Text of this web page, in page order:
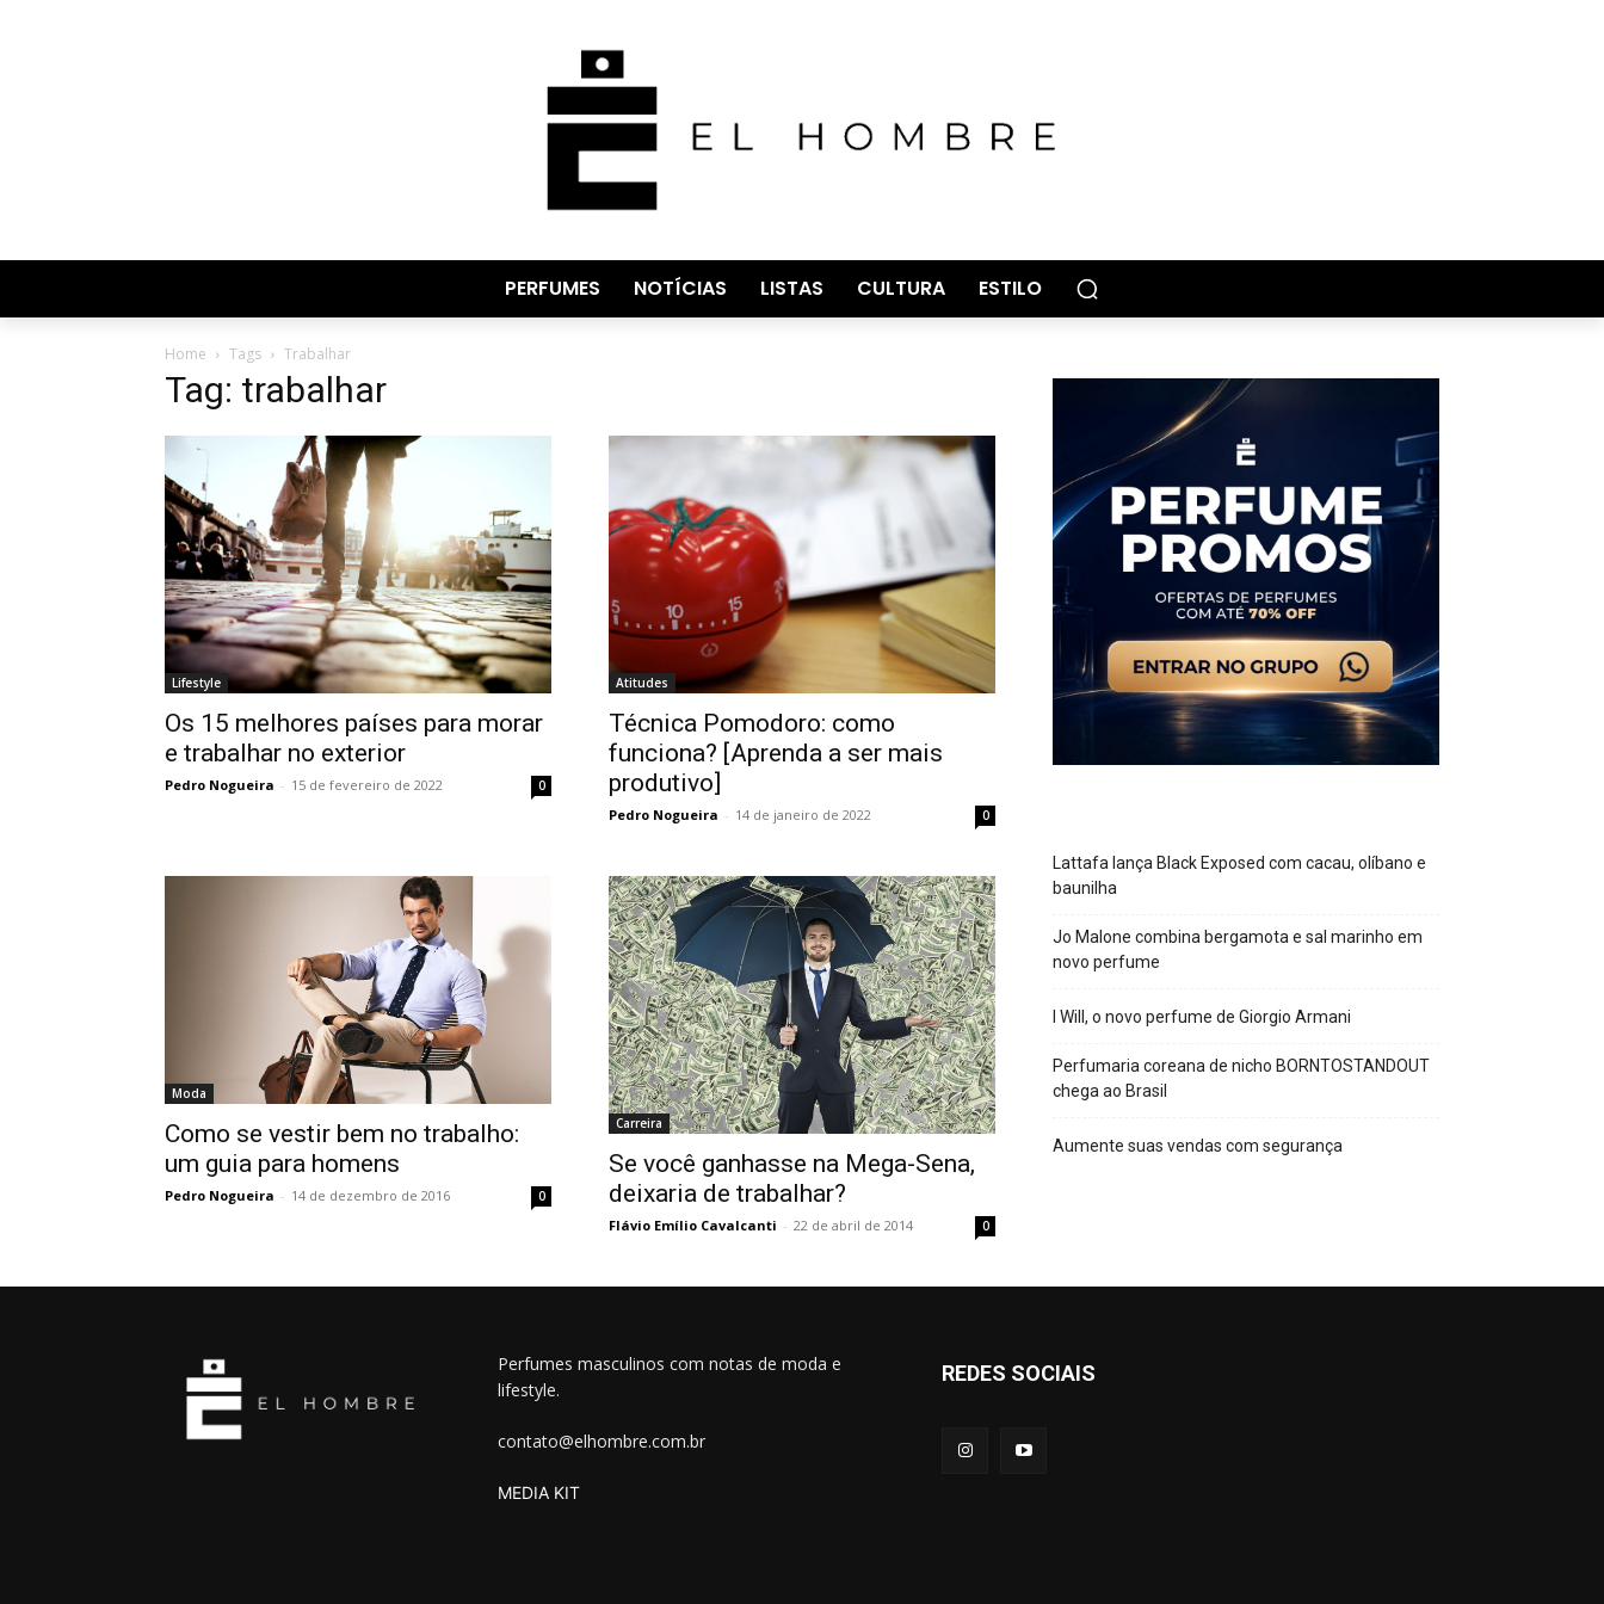
PERFUMES NOTÍCIAS LISTAS CULTURA ESTILO
Home Tags Trabalhar
Tag: trabalhar
Lifestyle
Os 15 melhores países para morar
e trabalhar no exterior
Pedro Nogueira - 15 de fevereiro de 2022 0
Atitudes
Técnica Pomodoro: como
funciona? [Aprenda a ser mais
produtivo]
Pedro Nogueira - 14 de janeiro de 2022 0
Moda
Como se vestir bem no trabalho:
um guia para homens
Pedro Nogueira - 14 de dezembro de 2016 0
Carreira
Se você ganhasse na Mega-Sena,
deixaria de trabalhar?
Flávio Emílio Cavalcanti - 22 de abril de 2014 0
Lattafa lança Black Exposed com cacau, olíbano e
baunilha
Jo Malone combina bergamota e sal marinho em
novo perfume
I Will, o novo perfume de Giorgio Armani
Perfumaria coreana de nicho BORNTOSTANDOUT
chega ao Brasil
Aumente suas vendas com segurança
Perfumes masculinos com notas de moda e
lifestyle.
contato@elhombre.com.br
MEDIA KIT
REDES SOCIAIS